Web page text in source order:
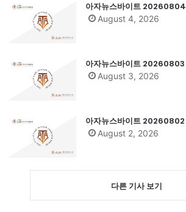
아자뉴스바이트 20260804
August 4, 2026
아자뉴스바이트 20260803
August 3, 2026
아자뉴스바이트 20260802
August 2, 2026
다른 기사 보기